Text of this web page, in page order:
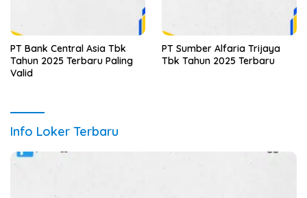
PT Bank Central Asia Tbk
Tahun 2025 Terbaru Paling
Valid
PT Sumber Alfaria Trijaya
Tbk Tahun 2025 Terbaru
Info Loker Terbaru